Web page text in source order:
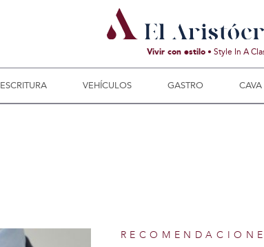
Vivir con estilo • Style In A
ESCRITURA VEHÍCULOS GASTRO CAVA